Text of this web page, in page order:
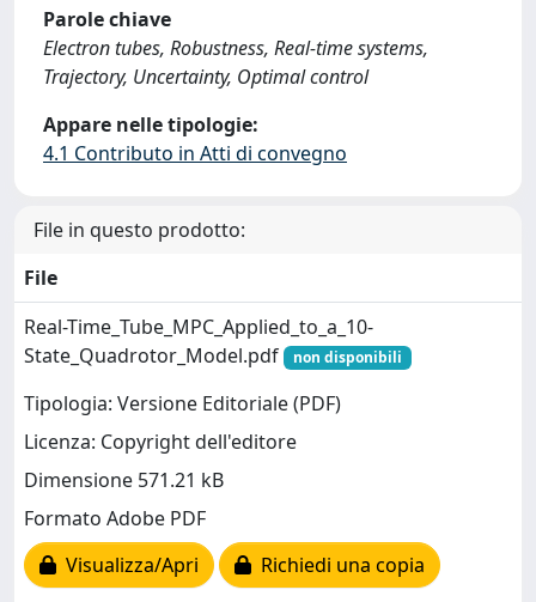
Parole chiave
Electron tubes, Robustness, Real-time systems,
Trajectory, Uncertainty, Optimal control
Appare nelle tipologie:
4.1 Contributo in Atti di convegno
File in questo prodotto:
File
Real-Time_Tube_MPC_Applied_to_a_10-
State_Quadrotor_Model.pdf
non disponibili
Tipologia: Versione Editoriale (PDF)
Licenza: Copyright dell'editore
Dimensione 571.21 kB
Formato Adobe PDF
Visualizza/Apri
Richiedi una copia